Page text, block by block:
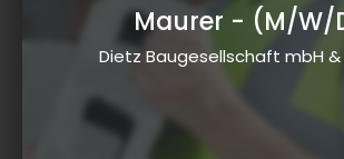
Maurer - (M/W/
Dietz Baugesellschaft mbH &